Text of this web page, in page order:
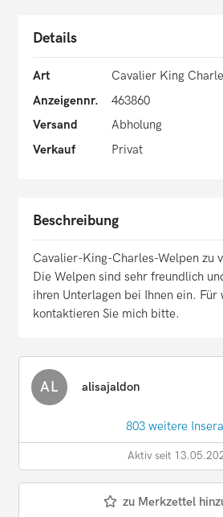
Details
Art
Cavalier King
Anzeigennr.
463860
Versand
Abholung
Verkauf
Privat
Beschreibung
Cavalier-King-Charles-Welpen zu
Die Welpen sind sehr freundlich
ihren Unterlagen bei Ihnen ein. Für
kontaktieren Sie mich bitte.
AL alisajaldon
803 weitere
Aktiv seit
zu Merkzettel